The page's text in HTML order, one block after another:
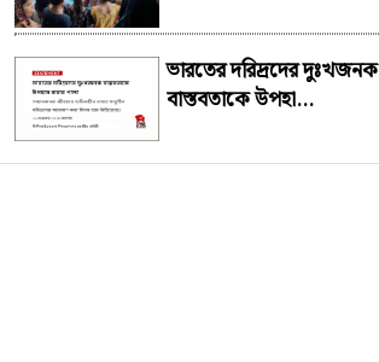
ভারতের দরিদ্রদের দুঃখজনক
বাস্তবতাকে উপহা...